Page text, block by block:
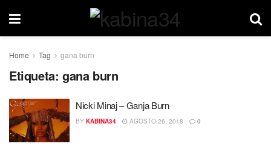
Home Tag gana burn
Etiqueta: gana burn
Nicki Minaj – Ganja Burn
BY KABINA34 AGOSTO 26, 2018 0